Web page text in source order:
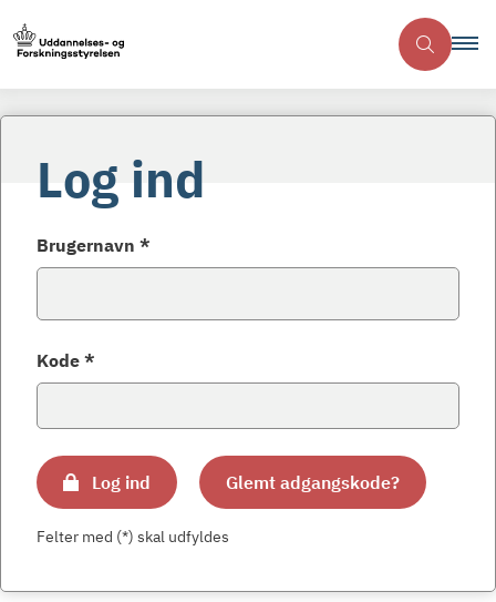
Log ind
Brugernavn *
Kode *
Log ind Glemt adgangskode?
Felter med (*) skal udfyldes